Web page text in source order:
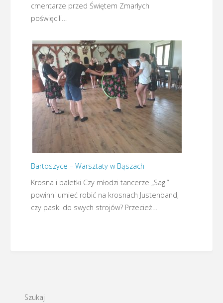
cmentarze przed Świętem Zmarłych
poświęcili…
Bartoszyce – Warsztaty w Bąszach
Krosna i baletki Czy młodzi tancerze „Sagi”
powinni umieć robić na krosnach Justenband,
czy paski do swych strojów? Przecież…
Szukaj